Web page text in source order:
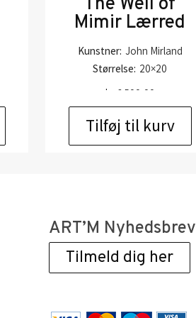
Mimir Lærred
Kunstner: John Mirland
Størrelse: 20×20
kr. 2.500,00
Tilføj til kurv
ART’M Nyhedsbrev
Tilmeld dig her